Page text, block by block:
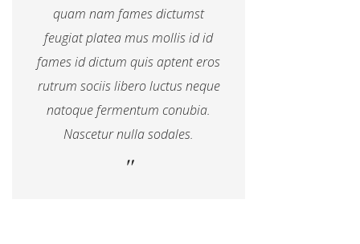
quam nam fames dictumst
feugiat platea mus mollis id id
fames id dictum quis aptent eros
rutrum sociis libero luctus neque
natoque fermentum conubia.
Nascetur nulla sodales.